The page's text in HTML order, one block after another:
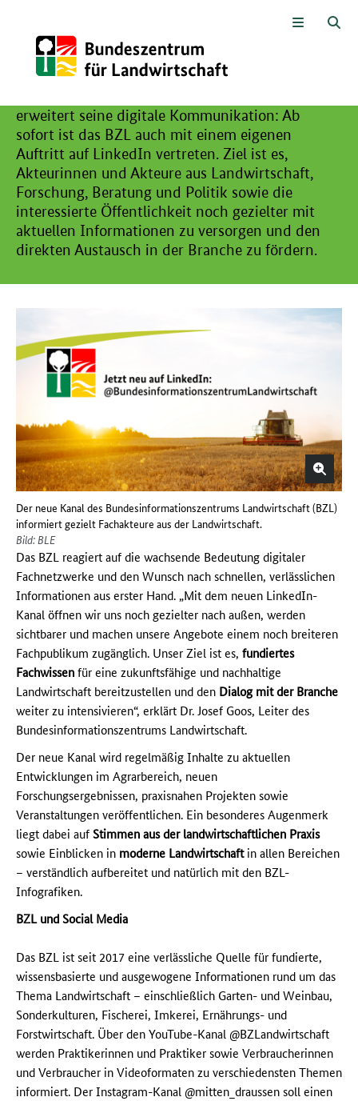
Menü
LinkedIn-Kanal gestartet
BZL wird sichtbarer
erweitert seine digitale Kommunikation: Ab
sofort ist das BZL auch mit einem eigenen
Auftritt auf LinkedIn vertreten. Ziel ist es,
Akteurinnen und Akteure aus Landwirtschaft,
Forschung, Beratung und Politik sowie die
interessierte Öffentlichkeit noch gezielter mit
aktuellen Informationen zu versorgen und den
direkten Austausch in der Branche zu fördern.
Der neue Kanal des Bundesinformationszentrums Landwirtschaft (BZL)
informiert gezielt Fachakteure aus der Landwirtschaft.
Bild: BLE
Das BZL reagiert auf die wachsende Bedeutung digitaler
Fachnetzwerke und den Wunsch nach schnellen, verlässlichen
Informationen aus erster Hand. „Mit dem neuen LinkedIn-
Kanal öffnen wir uns noch gezielter nach außen, werden
sichtbarer und machen unsere Angebote einem noch breiteren
Fachpublikum zugänglich. Unser Ziel ist es, fundiertes
Fachwissenfür eine zukunftsfähige und nachhaltige
Landwirtschaft bereitzustellen und den Dialog mit der Branche
weiter zu intensivieren“, erklärt Dr. Josef Goos, Leiter des
Bundesinformationszentrums Landwirtschaft.
Der neue Kanal wird regelmäßig Inhalte zu aktuellen
Entwicklungen im Agrarbereich, neuen
Forschungsergebnissen, praxisnahen Projekten sowie
Veranstaltungen veröffentlichen. Ein besonderes Augenmerk
liegt dabei aufStimmen aus der landwirtschaftlichen Praxis
sowie Einblicken in moderne Landwirtschaftin allen Bereichen
– verständlich aufbereitet und natürlich mit den BZL-
Infografiken.
BZL und Social Media
Das BZL ist seit 2017 eine verlässliche Quelle für fundierte,
wissensbasierte und ausgewogene Informationen rund um das
Thema Landwirtschaft – einschließlich Garten- und Weinbau,
Sonderkulturen, Fischerei, Imkerei, Ernährungs- und
Forstwirtschaft. Über den YouTube-Kanal @BZLandwirtschaft
werden Praktikerinnen und Praktiker sowie Verbraucherinnen
und Verbraucher in Videoformaten zu verschiedensten Themen
informiert. Der Instagram-Kanal @mitten_draussen soll einen